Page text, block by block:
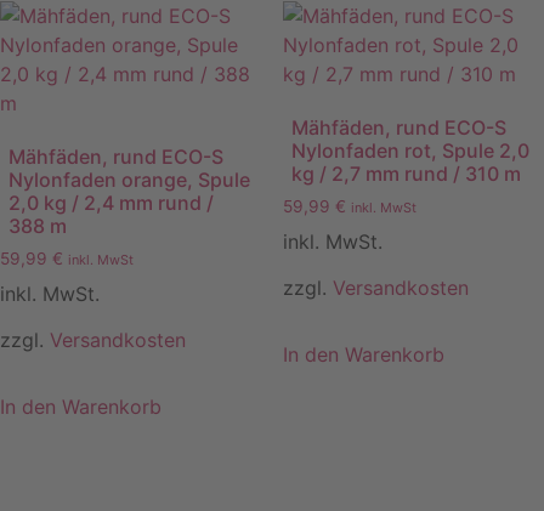
Mähfäden, rund ECO-S
Nylonfaden orange, Spule
2,0 kg / 2,4 mm rund /
388 m
59,99 € inkl. MwSt
inkl. MwSt.
zzgl. Versandkosten
In den Warenkorb
Mähfäden, rund ECO-S
Nylonfaden rot, Spule 2,0
kg / 2,7 mm rund / 310 m
59,99 € inkl. MwSt
inkl. MwSt.
zzgl. Versandkosten
In den Warenkorb